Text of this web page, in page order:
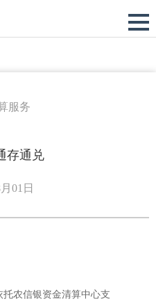
服务
存通兑
01日
农信银资金清算中心支